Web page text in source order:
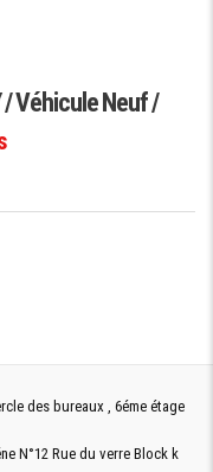
/ Véhicule Neuf /
des bureaux , 6éme étage
N°12 Rue du verre Block k